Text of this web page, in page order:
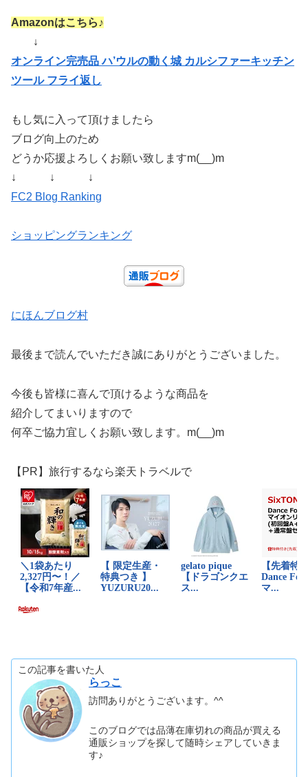
Amazonはこちら♪
↓
オンライン完売品 ハ’ウルの動く城 カルシファーキッチン
ツール フライ返し
もし気に入って頂けましたら
ブログ向上のため
どうか応援よろしくお願い致しますm(__)m
↓ ↓ ↓
FC2 Blog Ranking
ショッピングランキング
にほんブログ村
最後まで読んでいただき誠にありがとうございました。
今後も皆様に喜んで頂けるような商品を
紹介してまいりますので
何卒ご協力宜しくお願い致します。m(__)m
【PR】旅行するなら楽天トラベルで
この記事を書いた人
らっこ
訪問ありがとうございます。^^
このブログでは品薄在庫切れの商品が買える
通販ショップを探して随時シェアしていきま
す♪